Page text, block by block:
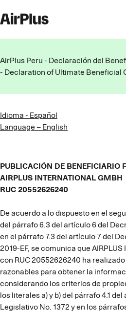
AirPlus Peru - Declaración del
- Declaration of Ultimate Beneficial
Idioma - Español
Language – English
PUBLICACIÓN DE BENEFICIARIO
AIRPLUS INTERNATIONAL GMBH
RUC 20552626240
De acuerdo a lo dispuesto en el
del párrafo 6.3 del artículo 6 del
en el párrafo 7.3 del artículo 7 del
2019-EF, se comunica que AIRPLUS
con RUC 20552626240 ha
razonables para obtener la
considerando los criterios de
los literales a) y b) del párrafo 4.1
Legislativo No. 1372 y en los